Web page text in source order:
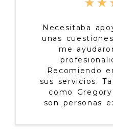
Necesitaba
unas
me
Recomiendo
sus servicios.
como
son personas
digitalización.